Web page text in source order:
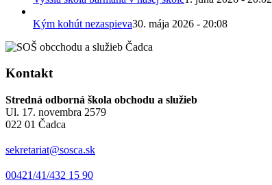
Kým kohút nezaspieva30. mája 2026 - 20:08
Kontakt
Stredná odborná škola obchodu a služieb
Ul. 17. novembra 2579
022 01 Čadca
sekretariat@sosca.sk
00421/41/432 15 90